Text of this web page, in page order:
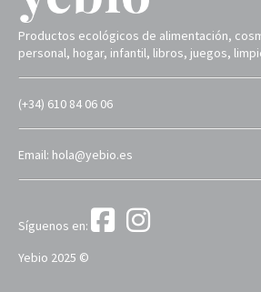
Productos ecológicos de alimentación,
personal, hogar, infantil, libros, juegos,
(+34) 610 84 06 06
Email: hola@yebio.es
Síguenos en:
Yebio 2025 ©